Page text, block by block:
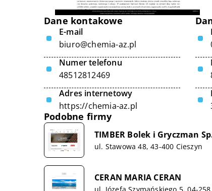
Dane kontakowe
E-mail
biuro@chemia-az.pl
Numer telefonu
48512812469
Adres internetowy
https://chemia-az.pl
Podobne firmy
TIMBER Bolek i Gryczman
ul. Stawowa 48, 43-400 Cieszyn
CERAN MARIA CERAN
ul. Józefa Szymańskiego 5, 04-